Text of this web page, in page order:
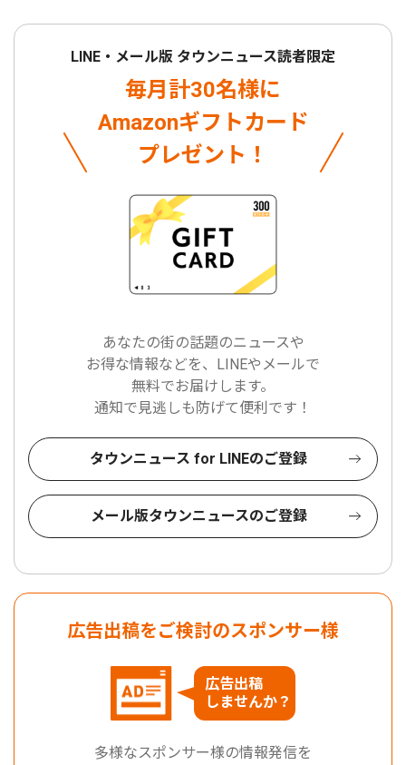
LINE・メール版 タウンニュース読者限定
毎月計30名様に
Amazonギフトカード
プレゼント！
あなたの街の話題のニュースや
お得な情報などを、LINEやメールで
無料でお届けします。
通知で見逃しも防げて便利です！
タウンニュース for LINEのご登録
メール版タウンニュースのご登録
広告出稿をご検討のスポンサー様
広告出稿
しませんか？
多様なスポンサー様の情報発信を